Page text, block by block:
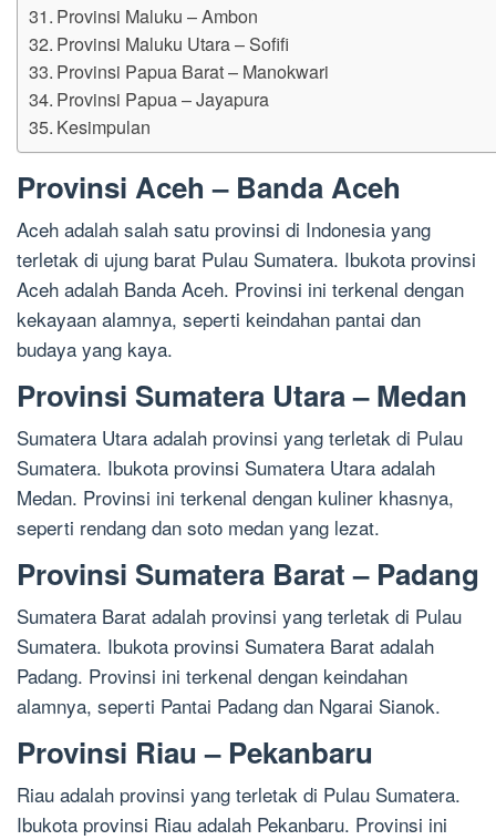
Provinsi Maluku – Ambon
Provinsi Maluku Utara – Sofifi
Provinsi Papua Barat – Manokwari
Provinsi Papua – Jayapura
Kesimpulan
Provinsi Aceh – Banda Aceh
Aceh adalah salah satu provinsi di Indonesia yang
terletak di ujung barat Pulau Sumatera. Ibukota provinsi
Aceh adalah Banda Aceh. Provinsi ini terkenal dengan
kekayaan alamnya, seperti keindahan pantai dan
budaya yang kaya.
Provinsi Sumatera Utara – Medan
Sumatera Utara adalah provinsi yang terletak di Pulau
Sumatera. Ibukota provinsi Sumatera Utara adalah
Medan. Provinsi ini terkenal dengan kuliner khasnya,
seperti rendang dan soto medan yang lezat.
Provinsi Sumatera Barat – Padang
Sumatera Barat adalah provinsi yang terletak di Pulau
Sumatera. Ibukota provinsi Sumatera Barat adalah
Padang. Provinsi ini terkenal dengan keindahan
alamnya, seperti Pantai Padang dan Ngarai Sianok.
Provinsi Riau – Pekanbaru
Riau adalah provinsi yang terletak di Pulau Sumatera.
Ibukota provinsi Riau adalah Pekanbaru. Provinsi ini